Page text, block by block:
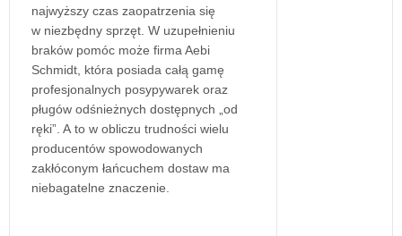
najwyższy czas zaopatrzenia się
w niezbędny sprzęt. W uzupełnieniu
braków pomóc może firma Aebi
Schmidt, która posiada całą gamę
profesjonalnych posypywarek oraz
pługów odśnieżnych dostępnych „od
ręki”. A to w obliczu trudności wielu
producentów spowodowanych
zakłóconym łańcuchem dostaw ma
niebagatelne znaczenie.